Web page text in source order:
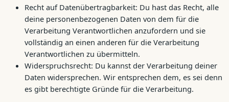
Recht auf Datenübertragbarkeit: Du hast das Recht, alle
deine personenbezogenen Daten von dem für die
Verarbeitung Verantwortlichen anzufordern und sie
vollständig an einen anderen für die Verarbeitung
Verantwortlichen zu übermitteln.
Widerspruchsrecht: Du kannst der Verarbeitung deiner
Daten widersprechen. Wir entsprechen dem, es sei denn
es gibt berechtigte Gründe für die Verarbeitung.